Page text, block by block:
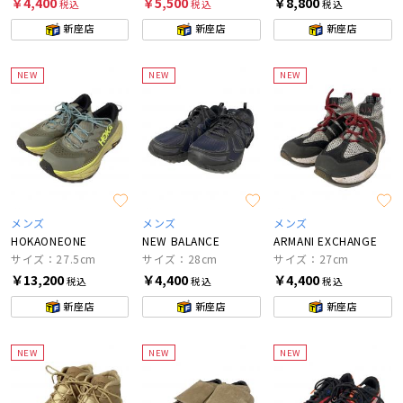
税込
新座店
税込
新座店
税込
新座店
NEW
メンズ
HOKAONEONE
サイズ：27.5cm
￥13,200税込
新座店
NEW
メンズ
NEW BALANCE
サイズ：28cm
￥4,400税込
新座店
NEW
メンズ
ARMANI EXCHANGE
サイズ：27cm
￥4,400税込
新座店
NEW NEW NEW